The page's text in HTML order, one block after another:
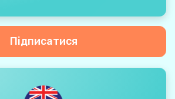
Підписатися